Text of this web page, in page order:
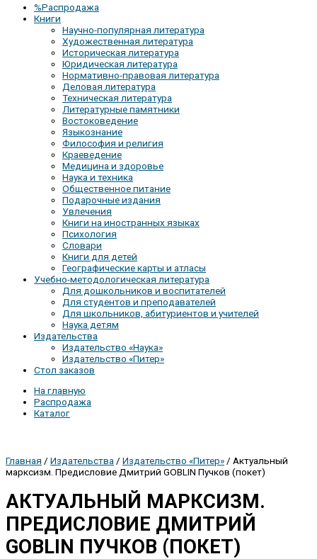
%Распродажа
Книги
Научно-популярная литература
Художественная литература
Историческая литература
Юридическая литература
Нормативно-правовая литература
Деловая литература
Техническая литература
Литературные памятники
Востоковедение
Языкознание
Философия и религия
Краеведение
Медицина и здоровье
Наука и техника
Общественное питание
Подарочные издания
Увлечения
Книги на иностранных языках
Психология
Словари
Книги для детей
Географические карты и атласы
Учебно-методологическая литература
Для дошкольников и воспитателей
Для студентов и преподавателей
Для школьников, абитуриентов и учителей
Наука детям
Издательства
Издательство «Наука»
Издательство «Питер»
Стол заказов
На главную
Распродажа
Каталог
Главная / Издательства / Издательство «Питер» / Актуальный
марксизм. Предисловие Дмитрий GOBLIN Пучков (покет)
АКТУАЛЬНЫЙ МАРКСИЗМ.
ПРЕДИСЛОВИЕ ДМИТРИЙ
GOBLIN ПУЧКОВ (ПОКЕТ)